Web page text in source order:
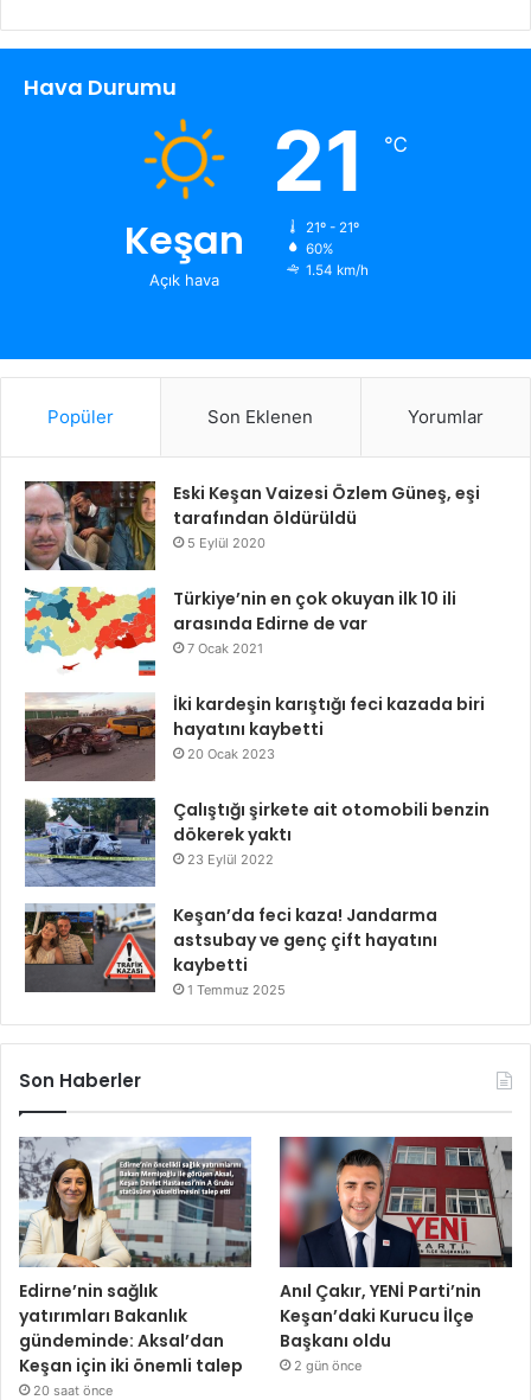
Hava Durumu
Keşan
Açık hava
21 ℃
21º - 21º
60%
1.54 km/h
Popüler Son Eklenen Yorumlar
Eski Keşan Vaizesi Özlem Güneş, eşi
tarafından öldürüldü
5 Eylül 2020
Türkiye’nin en çok okuyan ilk 10 ili
arasında Edirne de var
7 Ocak 2021
İki kardeşin karıştığı feci kazada biri
hayatını kaybetti
20 Ocak 2023
Çalıştığı şirkete ait otomobili benzin
dökerek yaktı
23 Eylül 2022
Keşan’da feci kaza! Jandarma
astsubay ve genç çift hayatını
kaybetti
1 Temmuz 2025
Son Haberler
Edirne’nin sağlık
yatırımları Bakanlık
gündeminde: Aksal’dan
Keşan için iki önemli talep
20 saat önce
Anıl Çakır, YENİ Parti’nin
Keşan’daki Kurucu İlçe
Başkanı oldu
2 gün önce